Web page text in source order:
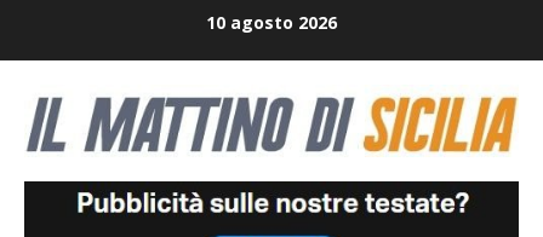
10 agosto 2026